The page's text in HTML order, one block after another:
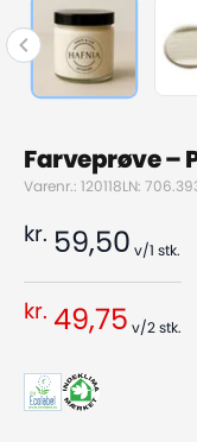
Farveprøve –
Varenr.: 120118LN:
kr. 59,50 v/1 stk.
kr. 49,75 v/2 stk.